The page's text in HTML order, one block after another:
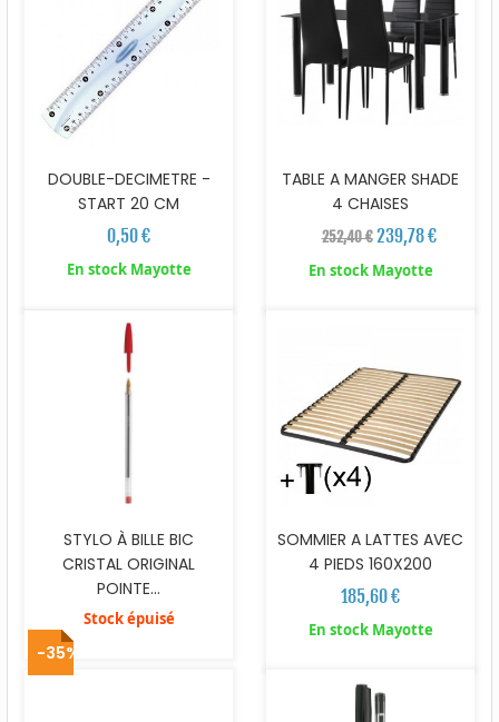
DOUBLE-DECIMETRE -
START 20 CM
0,50 €
En stock Mayotte
TABLE A MANGER SHADE
4 CHAISES
252,40 € 239,78 €
En stock Mayotte
STYLO À BILLE BIC
CRISTAL ORIGINAL
POINTE...
Stock épuisé
SOMMIER A LATTES AVEC
4 PIEDS 160X200
185,60 €
En stock Mayotte
-35%